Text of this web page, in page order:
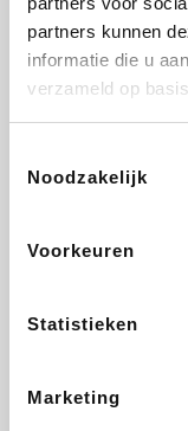
partners kunnen
informatie die u
verzameld op
Noodzakelijk
Voorkeuren
Statistieken
Marketing
Brussels Airlines
ZEB